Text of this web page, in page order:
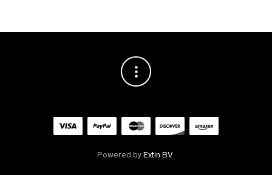
Powered by Extin BV